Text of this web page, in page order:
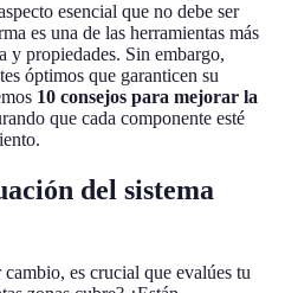
esencial que no debe ser
es una de las herramientas más
y propiedades. Sin embargo,
óptimos que garanticen su
10 consejos para mejorar la
que cada componente esté
del sistema
es crucial que evalúes tu